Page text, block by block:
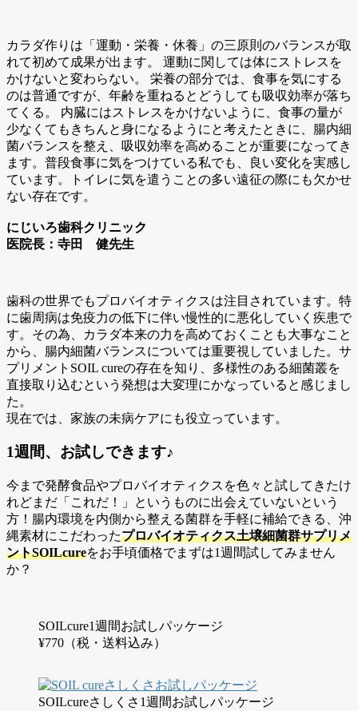
カラダ作りは「運動・栄養・休養」の三原則のバランスが取
れて初めて成果が出ます。 運動に関しては体にストレスを
かけないと変わらない。 栄養の部分では、食事を気にする
のは普通ですが、年齢を重ねるとどうしても吸収効率が落ち
てくる。 内臓にはストレスをかけないように、食事の量が
少なくてもきちんと身になるようにと考えたときに、腸内細
菌バランスを整え、吸収効率を高めることが重要になってき
ます。普段食事に気をつけている私でも、良い変化を実感し
ています。トイレに気を遣うことの多い遠征の際にも欠かせ
ない存在です。
にじいろ歯科クリニック
医院長：寺田 健先生
歯科の世界でもプロバイオティクスは注目されています。特
に歯周病は免疫力の低下に伴い慢性的に悪化していく疾患で
す。その為、カラダ本来の力を高めておくことも大事なこと
から、腸内細菌バランスについては重要視していました。サ
プリメントSOIL cureの存在を知り、多様性のある細菌叢を
直接取り込むという発想は大変理にかなっていると感じまし
た。
現在では、家族の未病ケアにも役立っています。
1週間、お試しできます♪
今まで発酵食品やプロバイオティクスを色々と試してきたけ
れどまだ「これだ！」というものに出会えていないという
方！腸内環境を内側から整える菌群を手軽に補給できる、沖
縄素材にこだわったプロバイオティクス土壌細菌群サプリメ
ントSOILcureをお手頃価格でまずは1週間試してみません
か？
SOILcure1週間お試しパッケージ
¥770（税・送料込み）
SOILcureさしくさ1週間お試しパッケージ